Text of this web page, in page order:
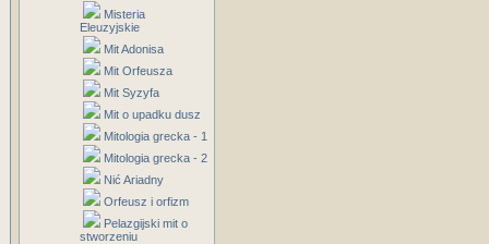
Misteria
Eleuzyjskie
Mit Adonisa
Mit Orfeusza
Mit Syzyfa
Mit o upadku dusz
Mitologia grecka - 1
Mitologia grecka - 2
Nić Ariadny
Orfeusz i orfizm
Pelazgijski mit o
stworzeniu